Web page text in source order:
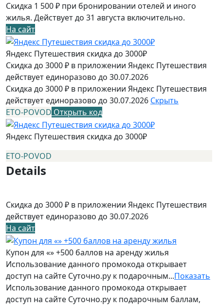
Скидка 1 500 ₽ при бронировании отелей и иного
жилья. Действует до 31 августа включительно.
На сайт
Яндекс Путешествия скидка до 3000₽
Скидка до 3000 ₽ в приложении Яндекс Путешествия
действует единоразово до 30.07.2026
Скидка до 3000 ₽ в приложении Яндекс Путешествия
действует единоразово до 30.07.2026 Скрыть
ETO-POVOD Открыть код
Яндекс Путешествия скидка до 3000₽
ETO-POVOD
Details
Скидка до 3000 ₽ в приложении Яндекс Путешествия
действует единоразово до 30.07.2026
На сайт
Купон для «» +500 баллов на аренду жилья
Использование данного промокода открывает
доступ на сайте Суточно.ру к подарочным...Показать
Использование данного промокода открывает
доступ на сайте Суточно.ру к подарочным баллам,